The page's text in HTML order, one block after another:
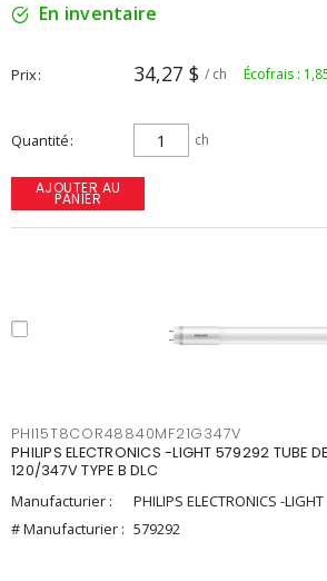
En inventaire
Prix 34,27 $ / ch Écofrais :
Quantité ch
AJOUTER AU
PANIER
PHI15T8COR48840MF21G347V
PHILIPS ELECTRONICS -LIGHT 579292 TUBE
120/347V TYPE B DLC
Manufacturier :
PHILIPS ELECTRONICS -LIGHT
# Manufacturier : 579292